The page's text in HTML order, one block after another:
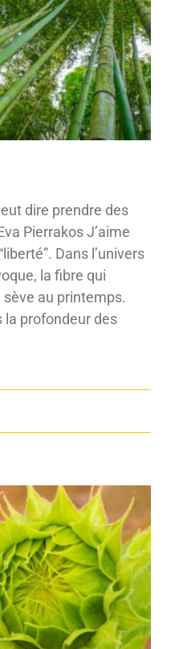
dire prendre des
Pierrakos J’aime
Dans l’univers
la fibre qui
au printemps.
la profondeur des